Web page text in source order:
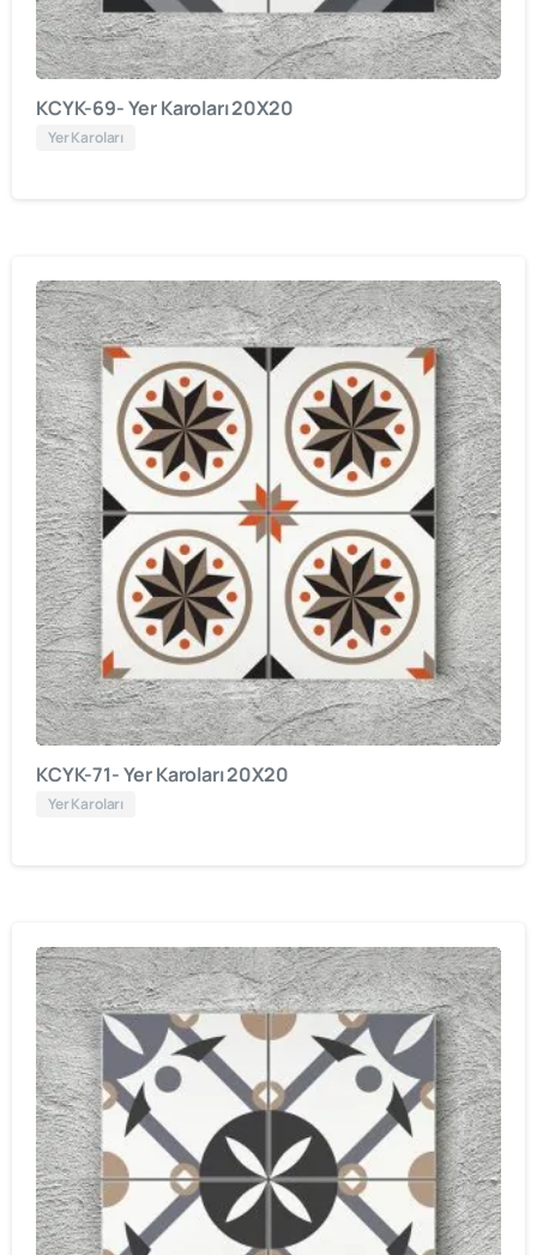
KCYK-69- Yer Karoları 20X20
Yer Karoları
KCYK-71- Yer Karoları 20X20
Yer Karoları